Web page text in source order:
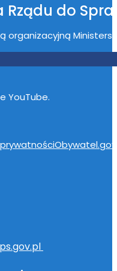
Rządu do
organizacyjną
YouTube.